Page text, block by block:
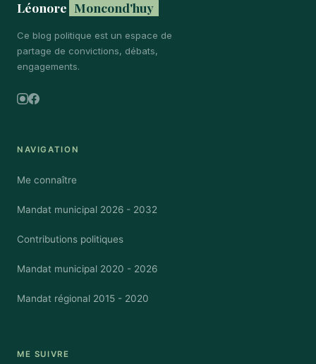
Léonore Moncond'huy
Ce blog politique est un espace de
partage de convictions, débats,
engagements.
Instagram
Facebook
NAVIGATION
Me connaître
Mandat municipal 2026 - 2032
Contributions politiques
Mandat municipal 2020 - 2026
Mandat régional 2015 - 2020
ME SUIVRE